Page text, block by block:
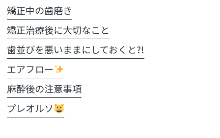
矯正中の歯磨き
矯正治療後に大切なこと
歯並びを悪いままにしておくと?!
エアフロー
麻酔後の注意事項
プレオルソ